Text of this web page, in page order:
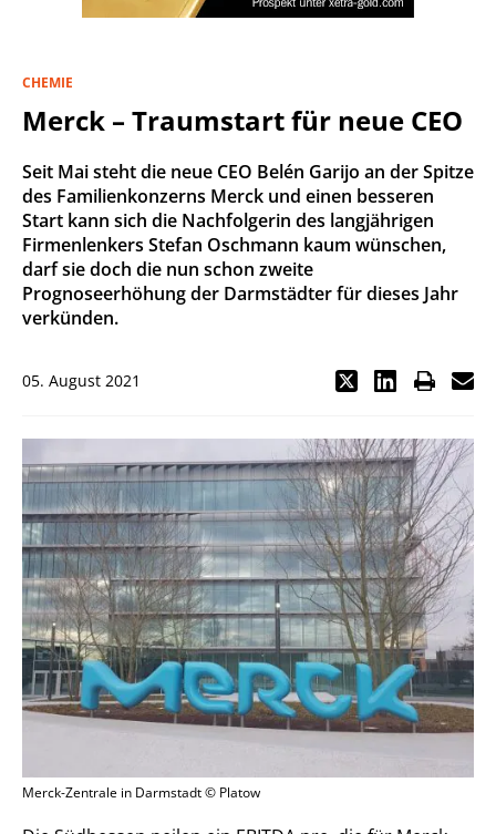
CHEMIE
Merck – Traumstart für neue CEO
Seit Mai steht die neue CEO Belén Garijo an der Spitze
des Familienkonzerns Merck und einen besseren
Start kann sich die Nachfolgerin des langjährigen
Firmenlenkers Stefan Oschmann kaum wünschen,
darf sie doch die nun schon zweite
Prognoseerhöhung der Darmstädter für dieses Jahr
verkünden.
05. August 2021
Merck-Zentrale in Darmstadt © Platow